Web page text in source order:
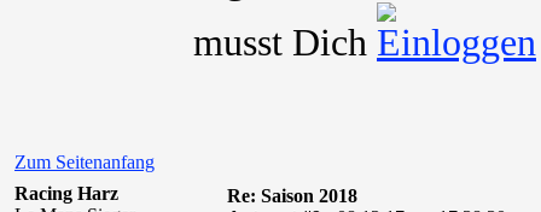
musst Dich
Zum Seitenanfang
Racing Harz
Re: Saison 2018